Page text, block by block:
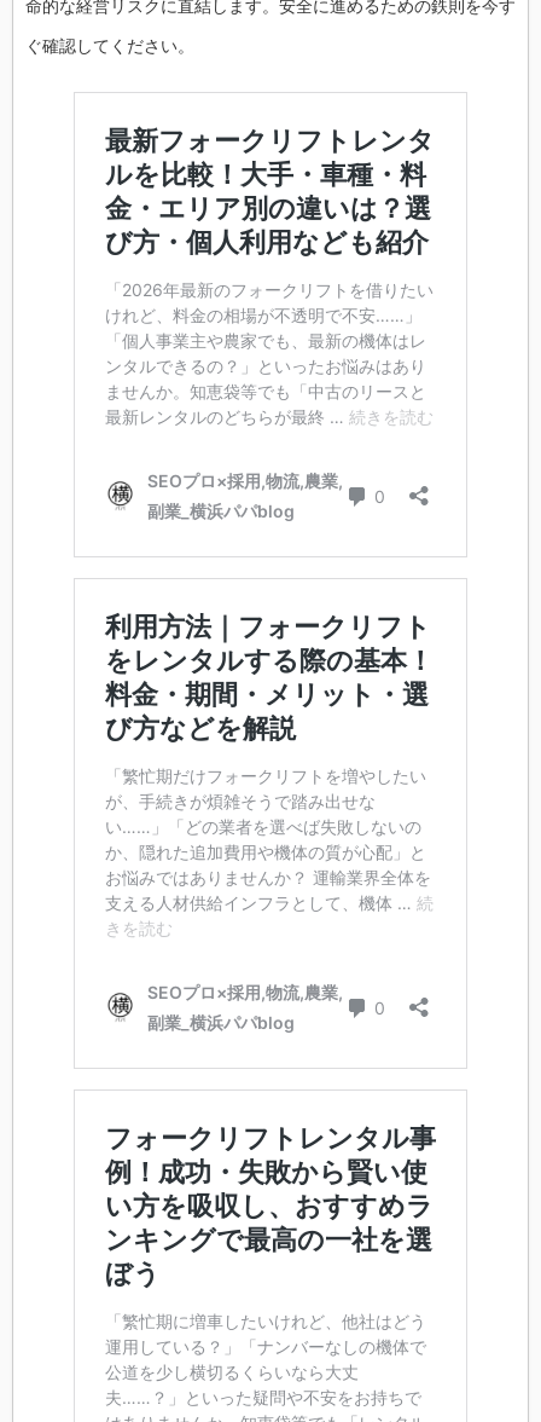
命的な経営リスクに直結します。安全に進めるための鉄則を今す
ぐ確認してください。